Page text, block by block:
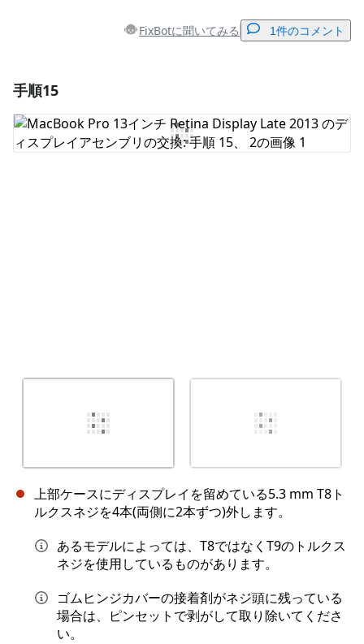
FixBotに聞いてみる 1件のコメント
コメントを追加
手順15
上部ケースにディスプレイを留めている5.3 mm T8ト
ルクスネジを4本(両側に2本ずつ)外します。
あるモデルによっては、T8ではなくT9のトルクス
ネジを使用しているものがあります。
ゴムヒンジカバーの接着剤がネジ頭に残っている
場合は、ピンセットで剥がして取り除いてくださ
い。